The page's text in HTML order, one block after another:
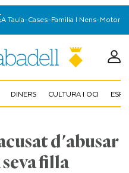
A Taula-Cases-Familia I Nens-Motor
DINERS CULTURA I OCI
d'abusar
filla